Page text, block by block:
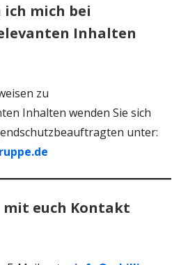
ich mich bei
Inhalten
zu
Inhalten wenden Sie sich
unter:
mit euch Kontakt